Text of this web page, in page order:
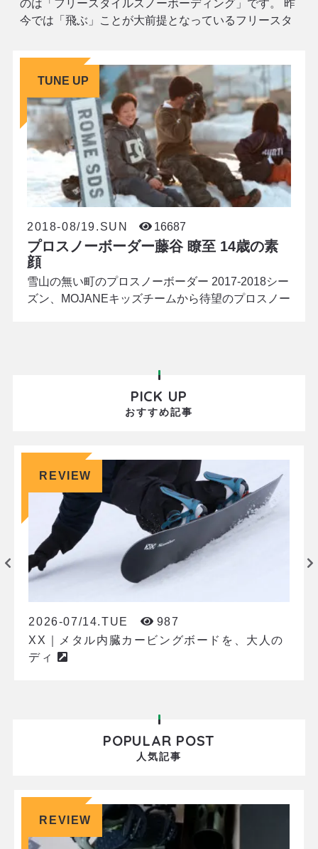
のは「フリースタイルスノーボーディング」です。 昨
今では「飛ぶ」ことが大前提となっているフリースタ
TUNE UP
2018-08/19.SUN 16687
プロスノーボーダー藤谷 瞭至 14歳の素
顔
雪山の無い町のプロスノーボーダー 2017-2018シー
ズン、MOJANEキッズチームから待望のプロスノー
年程前。当時から、キッズスノーボーダーの中でも
PICK UP
おすすめ記事
REVIEW
2026-07/14.TUE
987
XX｜メタル内臓カービングボードを、大人の
ディ
POPULAR POST
人気記事
REVIEW